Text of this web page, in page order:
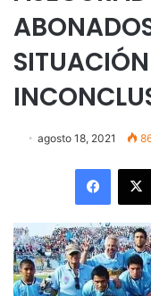
agosto 18, 2021